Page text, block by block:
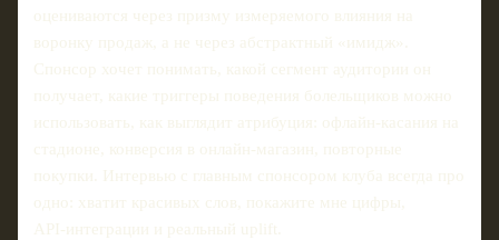
оцениваются через призму измеряемого влияния на
воронку продаж, а не через абстрактный «имидж».
Спонсор хочет понимать, какой сегмент аудитории он
получает, какие триггеры поведения болельщиков можно
использовать, как выглядит атрибуция: офлайн‑касания на
стадионе, конверсия в онлайн‑магазин, повторные
покупки. Интервью с главным спонсором клуба всегда про
одно: хватит красивых слов, покажите мне цифры,
API‑интеграции и реальный uplift.